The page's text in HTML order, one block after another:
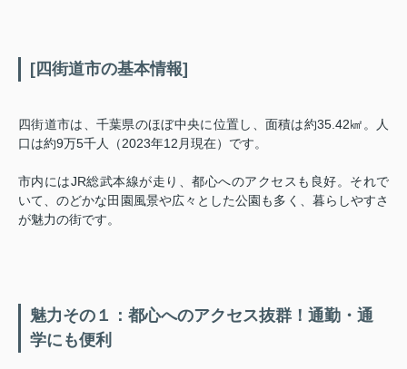
[四街道市の基本情報]
四街道市は、千葉県のほぼ中央に位置し、面積は約35.42㎢。人
口は約9万5千人（2023年12月現在）です。
市内にはJR総武本線が走り、都心へのアクセスも良好。それで
いて、のどかな田園風景や広々とした公園も多く、暮らしやすさ
が魅力の街です。
魅力その１：都心へのアクセス抜群！通勤・通
学にも便利